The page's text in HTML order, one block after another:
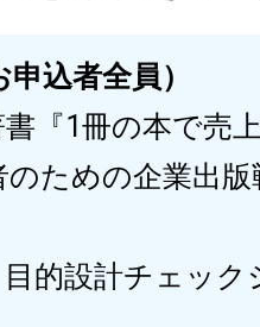
込者全員）
『1冊の本で売
のための企業出
目的設計チェック